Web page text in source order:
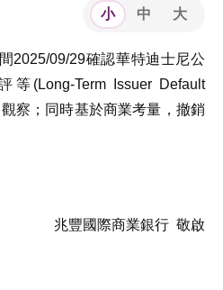
小 中 大
2025/09/29確認華特迪士尼公
(Long-Term Issuer Default
察；同時基於商業考量，撤銷
兆豐國際商業銀行 敬啟